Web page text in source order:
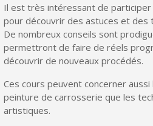
Il est très intéressant de participer
pour découvrir des astuces et des
De nombreux conseils sont
permettront de faire de réels
découvrir de nouveaux procédés.
Ces cours peuvent concerner aussi
peinture de carrosserie que les
artistiques.